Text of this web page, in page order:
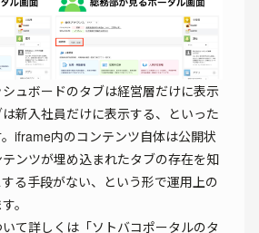
ュボードのタブは経営層だけに表示
新入社員だけに表示する、といった
iframe内のコンテンツ自体は公開状
ンツが埋め込まれたタブの存在を知
る手段がない、という形で運用上の
。
て詳しくは「ソトバコポータルのタ